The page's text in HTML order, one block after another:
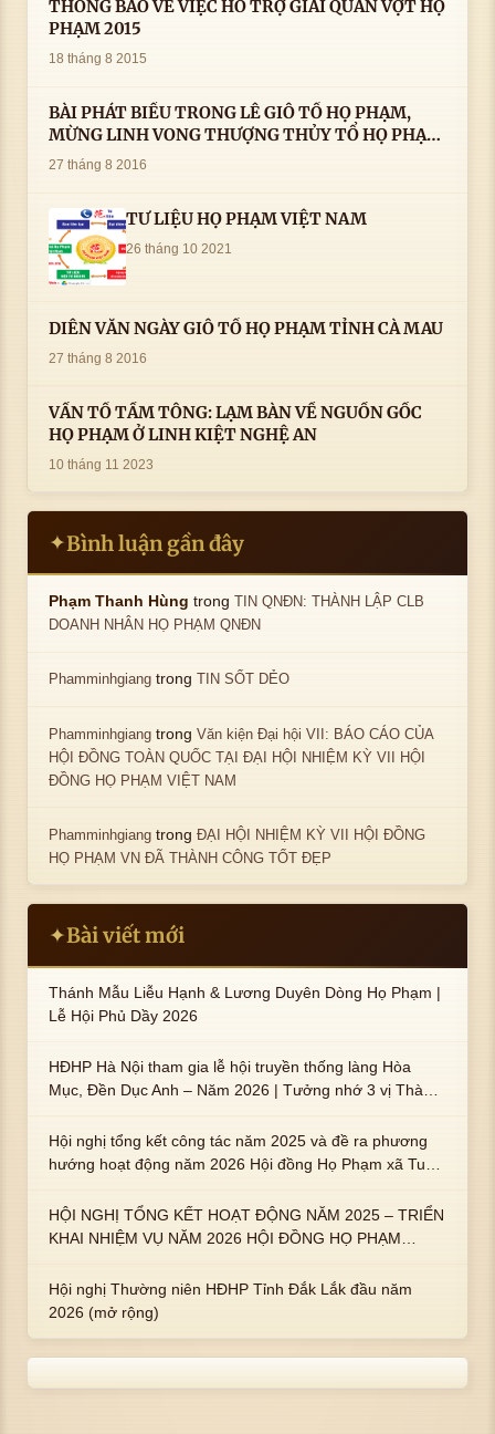
THÔNG BÁO VỀ VIỆC HỖ TRỢ GIẢI QUẦN VỢT HỌ
PHẠM 2015
18 tháng 8 2015
BÀI PHÁT BIỂU TRONG LÊ GIỖ TỔ HỌ PHẠM,
MỪNG LINH VONG THƯỢNG THỦY TỔ HỌ PHẠM
AN VỊ TAI CÀ MAU- ( 22/8/2016) CỦA LS.TS.NV.
27 tháng 8 2016
TƯ LIỆU HỌ PHẠM VIỆT NAM
26 tháng 10 2021
DIỄN VĂN NGÀY GIỖ TỔ HỌ PHẠM TỈNH CÀ MAU
27 tháng 8 2016
VẤN TỔ TẦM TÔNG: LẠM BÀN VỀ NGUỒN GỐC
HỌ PHẠM Ở LINH KIỆT NGHỆ AN
10 tháng 11 2023
✦Bình luận gần đây
Phạm Thanh Hùng trongTIN QNĐN: THÀNH LẬP CLB
DOANH NHÂN HỌ PHẠM QNĐN
Phamminhgiang trongTIN SỐT DẺO
Phamminhgiang trongVăn kiện Đại hội VII: BÁO CÁO CỦA
HỘI ĐỒNG TOÀN QUỐC TẠI ĐẠI HỘI NHIỆM KỲ VII HỘI
ĐỒNG HỌ PHẠM VIỆT NAM
Phamminhgiang trongĐẠI HỘI NHIỆM KỲ VII HỘI ĐỒNG
HỌ PHẠM VN ĐÃ THÀNH CÔNG TỐT ĐẸP
✦Bài viết mới
Thánh Mẫu Liễu Hạnh & Lương Duyên Dòng Họ Phạm |
Lễ Hội Phủ Dầy 2026
HĐHP Hà Nội tham gia lễ hội truyền thống làng Hòa
Mục, Đền Dục Anh – Năm 2026 | Tưởng nhớ 3 vị Thành
trai : ngài Phạm Huy, Phạm Miện
Hội nghị tổng kết công tác năm 2025 và đề ra phương
hướng hoạt động năm 2026 Hội đồng Họ Phạm xã Tuy
HỘI NGHỊ TỔNG KẾT HOẠT ĐỘNG NĂM 2025 – TRIỂN
KHAI NHIỆM VỤ NĂM 2026 HỘI ĐỒNG HỌ PHẠM
Hội nghị Thường niên HĐHP Tỉnh Đắk Lắk đầu năm
2026 (mở rộng)